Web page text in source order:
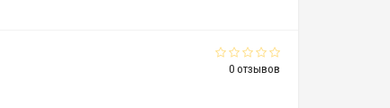
0 отзывов